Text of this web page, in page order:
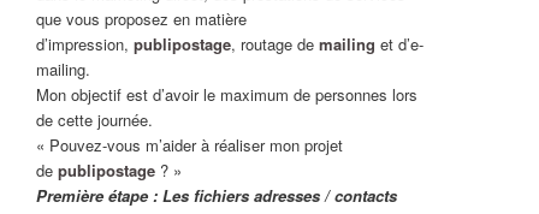
que vous proposez en matière
d’impression, publipostage, routage de mailing et d’e-
mailing.
Mon objectif est d’avoir le maximum de personnes lors
de cette journée.
« Pouvez-vous m’aider à réaliser mon projet
de publipostage? »
Première étape : Les fichiers adresses / contacts